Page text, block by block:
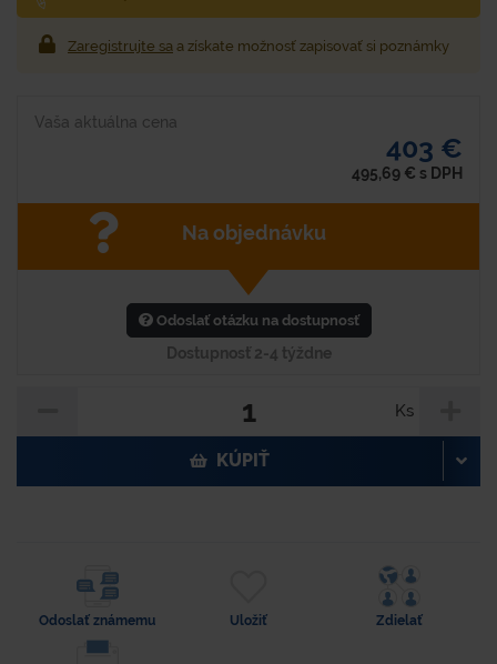
Zaregistrujte sa a získate možnosť zapisovať si poznámky
Vaša aktuálna cena
403 €
495,69 € s DPH
Na objednávku
Odoslať otázku na dostupnosť
Dostupnosť 2-4 týždne
Ks
KÚPIŤ
Odoslať známemu Uložiť Zdielať